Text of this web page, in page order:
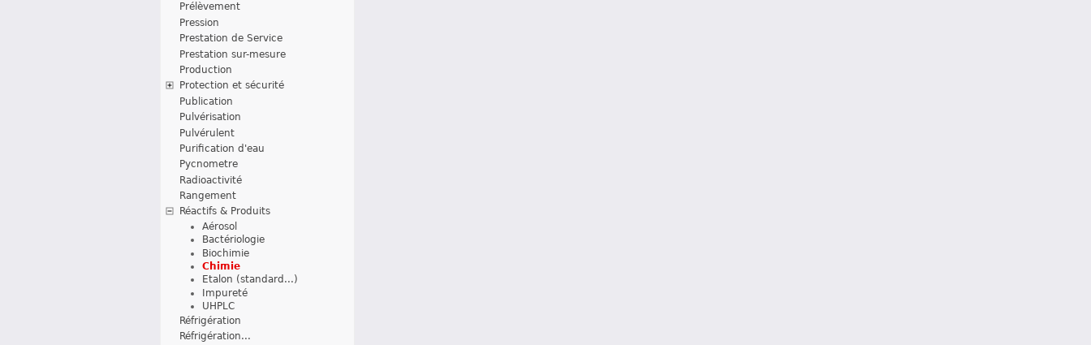
Prélèvement
Pression
Prestation de Service
Prestation sur-mesure
Production
Protection et sécurité
Publication
Pulvérisation
Pulvérulent
Purification d'eau
Pycnometre
Radioactivité
Rangement
Réactifs & Produits
Aérosol
Bactériologie
Biochimie
Chimie
Etalon (standard...)
Impureté
UHPLC
Réfrigération
Réfrigération...